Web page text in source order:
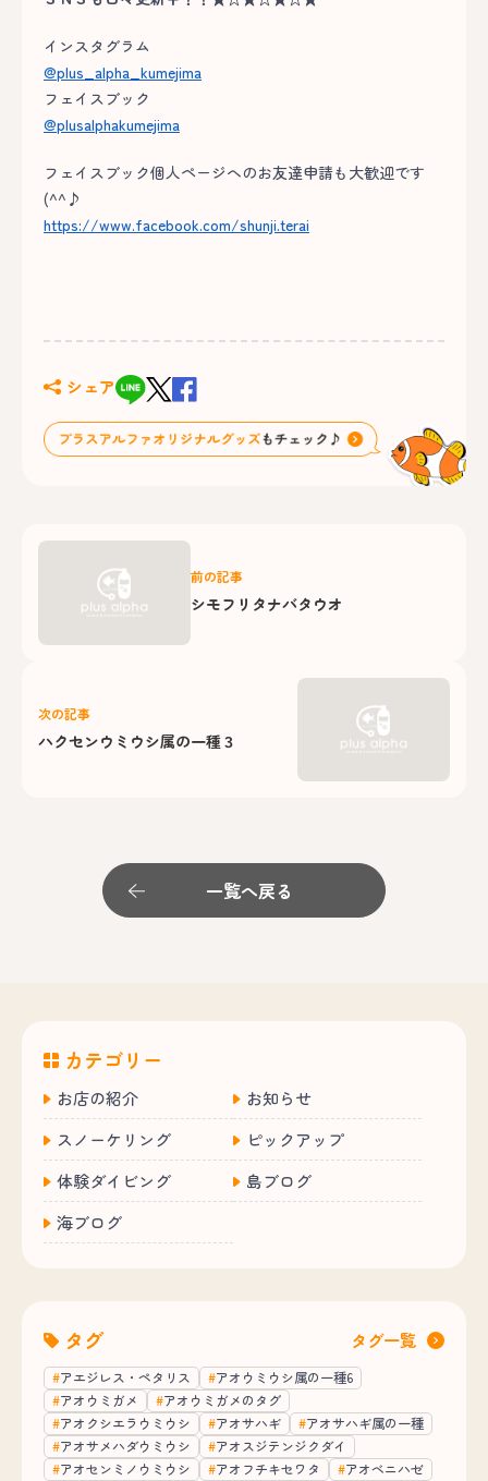
インスタグラム
@plus_alpha_kumejima
フェイスブック
@plusalphakumejima
フェイスブック個人ページへのお友達申請も大歓迎です
(^^♪
https://www.facebook.com/shunji.terai
シェア
前の記事
シモフリタナバタウオ
次の記事
ハクセンウミウシ属の一種３
一覧へ戻る
カテゴリー
お店の紹介
お知らせ
スノーケリング
ピックアップ
体験ダイビング
島ブログ
海ブログ
タグ タグ一覧
アエジレス・ペタリス
アオウミウシ属の一種6
アオウミガメ
アオウミガメのタグ
アオクシエラウミウシ
アオサハギ
アオサハギ属の一種
アオサメハダウミウシ
アオスジテンジクダイ
アオセンミノウミウシ
アオフチキセワタ
アオベニハゼ